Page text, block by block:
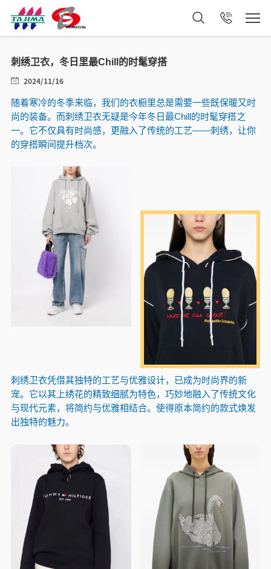
刺绣卫衣，冬日里最Chill的时髦穿搭
2024/11/16
随着寒冷的冬季来临，我们的衣橱里总是需要一些既保暖又时
尚的装备。而刺绣卫衣无疑是今年冬日最Chill的时髦穿搭之
一。它不仅具有时尚感，更融入了传统的工艺——刺绣，让你
的穿搭瞬间提升档次。
刺绣卫衣凭借其独特的工艺与优雅设计，已成为时尚界的新
宠。它以其上绣花的精致细腻为特色，巧妙地融入了传统文化
与现代元素，将简约与优雅相结合。使得原本简约的款式焕发
出独特的魅力。